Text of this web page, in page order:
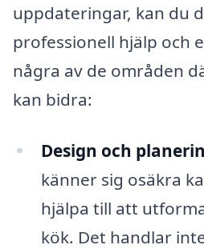
uppdateringar, kan du
professionell hjälp och
några av de områden
kan bidra:
Design och
känner sig osäkra
hjälpa till att
kök. Det handlar